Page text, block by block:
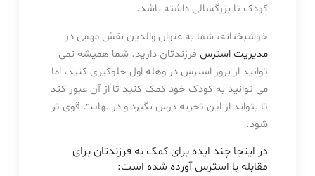
کودک تا بزرگسالی داشته باشد.
خوشبختانه، شما به عنوان والدین نقش مهمی در
مدیریت استرسفرزندتان دارید. شما همیشه نمی
توانید از بروز استرس در وهله اول جلوگیری کنید، اما
می توانید به کودک خود کمک کنید تا از آن عبور کند
تا بتواند از این تجربه درس بگیرد و در نهایت قوی تر
شود.
در اینجا چند ایده برای کمک به فرزندتان برای
مقابله با استرس آورده شده است: